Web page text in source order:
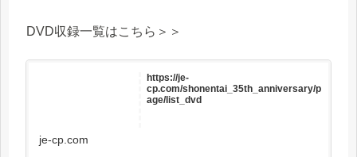
DVD収録一覧はこちら＞＞
https://je-
cp.com/shonentai_35th_anniversary/p
age/list_dvd
je-cp.com